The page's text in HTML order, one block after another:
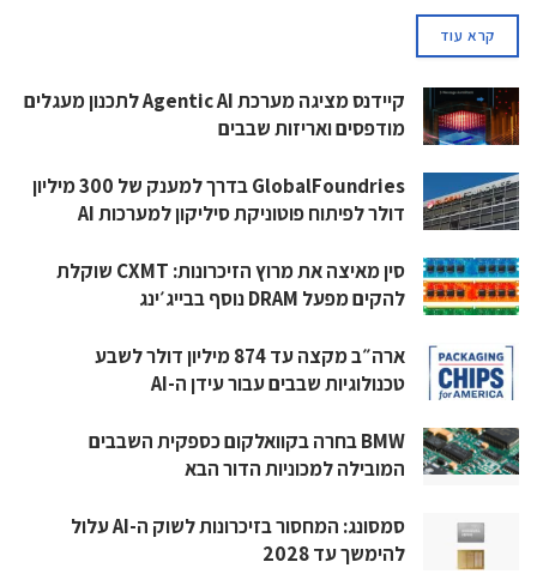
קרא עוד
קיידנס מציגה מערכת Agentic AI לתכנון מעגלים
מודפסים ואריזות שבבים
GlobalFoundries בדרך למענק של 300 מיליון
דולר לפיתוח פוטוניקת סיליקון למערכות AI
סין מאיצה את מרוץ הזיכרונות: CXMT שוקלת
להקים מפעל DRAM נוסף בבייג׳ינג
ארה״ב מקצה עד 874 מיליון דולר לשבע
טכנולוגיות שבבים עבור עידן ה-AI
BMW בחרה בקוואלקום כספקית השבבים
המובילה למכוניות הדור הבא
סמסונג: המחסור בזיכרונות לשוק ה-AI עלול
להימשך עד 2028